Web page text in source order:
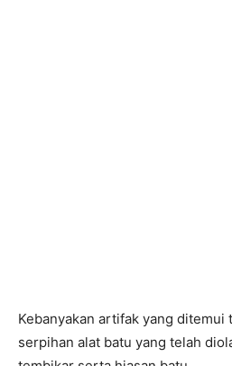
Kebanyakan artifak yang ditemui
serpihan alat batu yang telah